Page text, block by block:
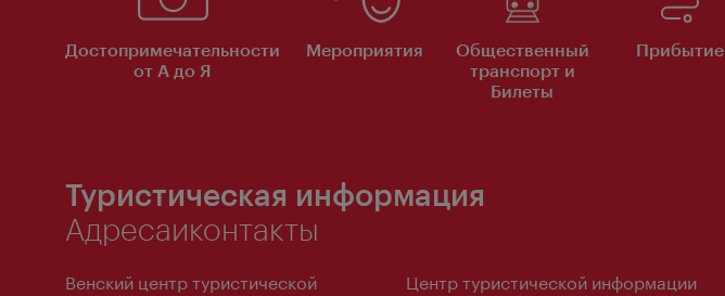
Достопримечательности
от А до Я
Мероприятия
Общественный
транспорт и
Билеты
Прибытие
Туристическая информация
Адресаиконтакты
Венский центр туристической
Центр туристической информации